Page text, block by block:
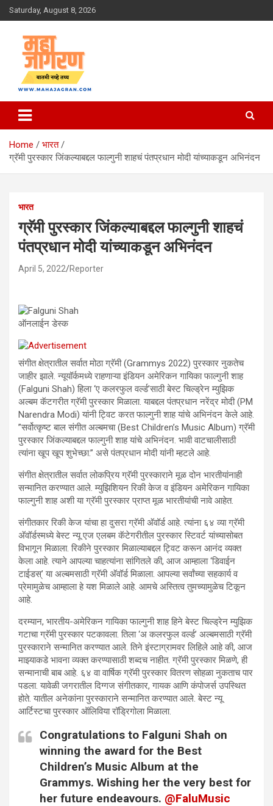
Skip
to
Saturday, August 8, 2026
महा जागरण
Home
भारत
ग्रॅमी पुरस्कार जिंकल्याबद्दल फाल्गुनी शाहचं पंतप्रधान मोदी यांच्याकडून अभिनंदन
भारत
ग्रॅमी पुरस्कार जिंकल्याबद्दल फाल्गुनी शाहचं
पंतप्रधान मोदी यांच्याकडून अभिनंदन
April 5, 2022 Reporter
ऑनलाईन डेस्क
संगीत क्षेत्रातील सर्वात मोठा ग्रॅमी (Grammys 2022) पुरस्कार नुकतेच
जाहीर झाले. न्यूयॉर्कमध्ये राहणाऱ्या इंडियन अमेरिकन गायिका फाल्गुनी शाह
(Falguni Shah) हिला ‘ए कलरफुल वर्ल्ड’साठी बेस्ट चिल्ड्रेन म्युझिक
अल्बम कॅटगरीत ग्रॅमी पुरस्कार मिळाला. याबद्दल पंतप्रधान नरेंद्र मोदी (PM
Narendra Modi) यांनी ट्विट करत फाल्गुनी शाह यांचे अभिनंदन केले आहे.
”सर्वोत्कृष्ट बाल संगीत अल्बमचा (Best Children’s Music Album) ग्रॅमी
पुरस्कार जिंकल्याबद्दल फाल्गुनी शाह यांचे अभिनंदन. भावी वाटचालीसाठी
त्यांना खूप खूप शुभेच्छा.” असे पंतप्रधान मोदी यांनी म्हटले आहे.
संगीत क्षेत्रातील सर्वात लोकप्रिय ग्रॅमी पुरस्काराने मूळ दोन भारतीयांनाही
सन्मानित करण्यात आले. म्युझिशियन रिकी केज व इंडियन अमेरिकन गायिका
फाल्गुनी शाह अशी या ग्रॅमी पुरस्कार प्राप्‍त मूळ भारतीयांची नावे आहेत.
संगीतकार रिकी केज यांचा हा दुसरा ग्रॅमी अ‍ॅवॉर्ड आहे. त्यांना ६४ व्या ग्रॅमी
अ‍ॅवॉर्डस्मध्ये बेस्ट न्यू एज एलबम कॅटेगरीतील पुरस्कार स्टिवर्ट यांच्यासोबत
विभागून मिळाला. रिकीने पुरस्कार मिळाल्याबद्दल ट्विट करून आनंद व्यक्‍त
केला आहे. त्याने आपल्या चाहत्यांना सांगितले की, आज आम्हाला ‘डिवाईन
टाईडस्’ या अल्बमसाठी ग्रॅमी अ‍ॅवॉर्ड मिळाला. आपल्या सर्वांच्या सहकार्य व
प्रेमामुळेच आम्हाला हे यश मिळाले आहे. आमचे अस्तित्व तुमच्यामुळेच टिकून
आहे.
दरम्यान, भारतीय-अमेरिकन गायिका फाल्गुनी शाह हिने बेस्ट चिल्ड्रेन म्युझिक
गटाचा ग्रॅमी पुरस्कार पटकावला. तिला ‘अ कलरफुल वर्ल्ड’ अल्बमसाठी ग्रॅमी
पुरस्काराने सन्मानित करण्यात आले. तिने इंस्टाग्रामवर लिहिले आहे की, आज
माझ्याकडे भावना व्यक्‍त करण्यासाठी शब्दच नाहीत. ग्रॅमी पुरस्कार मिळणे, ही
सन्मानाची बाब आहे. ६४ वा वार्षिक ग्रॅमी पुरस्कार वितरण सोहळा नुकताच पार
पडला. यावेळी जगरातील दिग्गज संगीतकार, गायक आणि कंपोजर्स उपस्थित
होते. यातील अनेकांना पुरस्काराने सन्मानित करण्यात आले. बेस्ट न्यू
आर्टिस्टचा पुरस्कार ऑलिविया रॉड्रिगोला मिळाला.
Congratulations to Falguni Shah on
winning the award for the Best
Children’s Music Album at the
Grammys. Wishing her the very best for
her future endeavours. @FaluMusic